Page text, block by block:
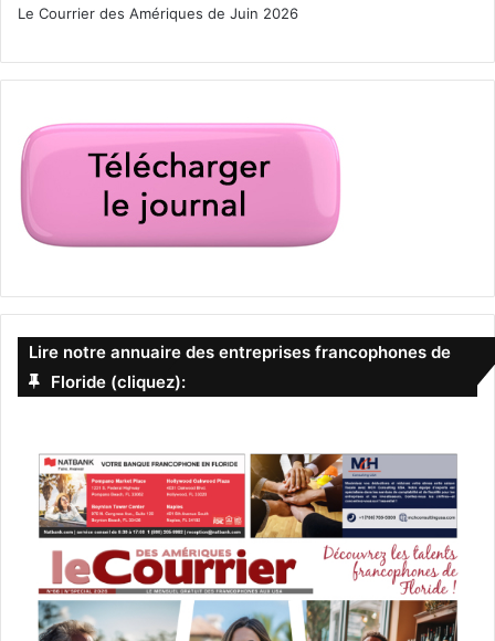
Le Courrier des Amériques de Juin 2026
Lire notre annuaire des entreprises francophones de
Floride (cliquez):